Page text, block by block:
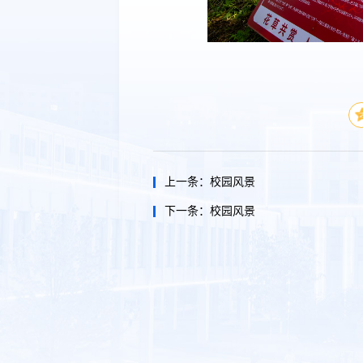
上一条： 校园风景
下一条： 校园风景